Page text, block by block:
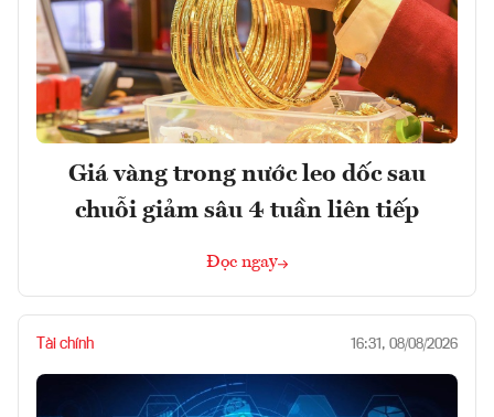
Giá vàng trong nước leo dốc sau
chuỗi giảm sâu 4 tuần liên tiếp
Đọc ngay
Tài chính 16:31, 08/08/2026